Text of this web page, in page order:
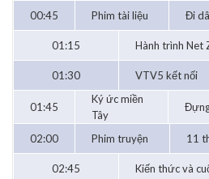
00:45 Phim tài liệu Đi
01:15 Hành trình Net
01:30 VTV5 kết nối
01:45
Ký ức miền
Tây
02:00 Phim truyện 11
02:45 Kiến thức và